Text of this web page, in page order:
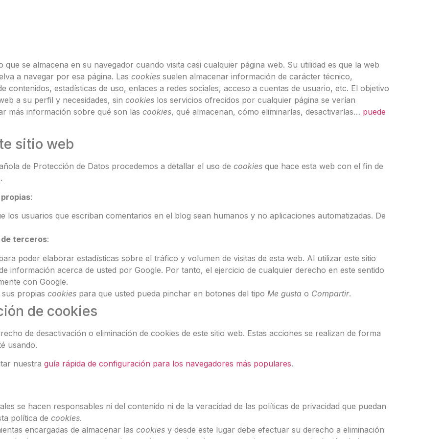
se almacena en su navegador cuando visita casi cualquier página web. Su utilidad es que la web
a navegar por esa página. Las cookies suelen almacenar información de carácter técnico,
contenidos, estadísticas de uso, enlaces a redes sociales, acceso a cuentas de usuario, etc. El objetivo
a su perfil y necesidades, sin cookies los servicios ofrecidos por cualquier página se verían
más información sobre qué son las cookies, qué almacenan, cómo eliminarlas, desactivarlas… puede
sitio web
de Protección de Datos procedemos a detallar el uso de cookies que hace esta web con el fin de
:
los usuarios que escriban comentarios en el blog sean humanos y no aplicaciones automatizadas. De
terceros:
poder elaborar estadísticas sobre el tráfico y volumen de visitas de esta web. Al utilizar este sitio
información acerca de usted por Google. Por tanto, el ejercicio de cualquier derecho en este sentido
con Google.
sus propias cookies para que usted pueda pinchar en botones del tipo Me gusta o Compartir.
de cookies
de desactivación o eliminación de cookies de este sitio web. Estas acciones se realizan de forma
usando.
nuestra guía rápida de configuración para los navegadores más populares.
se hacen responsables ni del contenido ni de la veracidad de las políticas de privacidad que puedan
política de cookies.
encargadas de almacenar las cookies y desde este lugar debe efectuar su derecho a eliminación